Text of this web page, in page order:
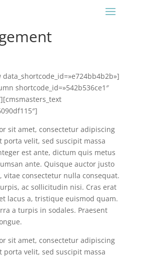
shortcode_id=»542b536ce1″
sit amet, consectetur adipiscing
porta velit, sed suscipit massa
est ante, dictum quis metus
ante. Quisque auctor justo
consectetur nulla consequat.
ac sollicitudin nisi. Cras erat
lacus a, tristique euismod quam.
a turpis in sodales. Praesent
sit amet, consectetur adipiscing
porta velit, sed suscipit massa